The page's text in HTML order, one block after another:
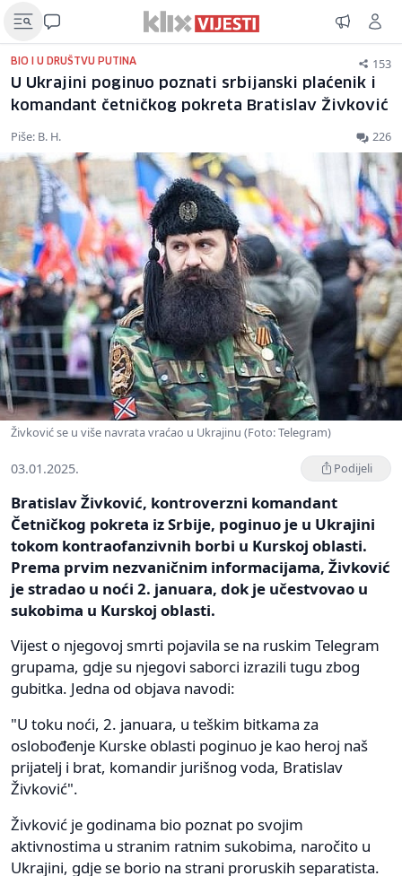
BIO I U DRUŠTVU PUTINA 153
U Ukrajini poginuo poznati srbijanski plaćenik i
komandant četničkog pokreta Bratislav Živković
Piše: B. H. 226
Živković se u više navrata vraćao u Ukrajinu (Foto: Telegram)
03.01.2025. Podijeli
Bratislav Živković, kontroverzni komandant
Četničkog pokreta iz Srbije, poginuo je u Ukrajini
tokom kontraofanzivnih borbi u Kurskoj oblasti.
Prema prvim nezvaničnim informacijama, Živković
je stradao u noći 2. januara, dok je učestvovao u
sukobima u Kurskoj oblasti.
Vijest o njegovoj smrti pojavila se na ruskim Telegram
grupama, gdje su njegovi saborci izrazili tugu zbog
gubitka. Jedna od objava navodi:
"U toku noći, 2. januara, u teškim bitkama za
oslobođenje Kurske oblasti poginuo je kao heroj naš
prijatelj i brat, komandir jurišnog voda, Bratislav
Živković".
Živković je godinama bio poznat po svojim
aktivnostima u stranim ratnim sukobima, naročito u
Ukrajini, gdje se borio na strani proruskih separatista.